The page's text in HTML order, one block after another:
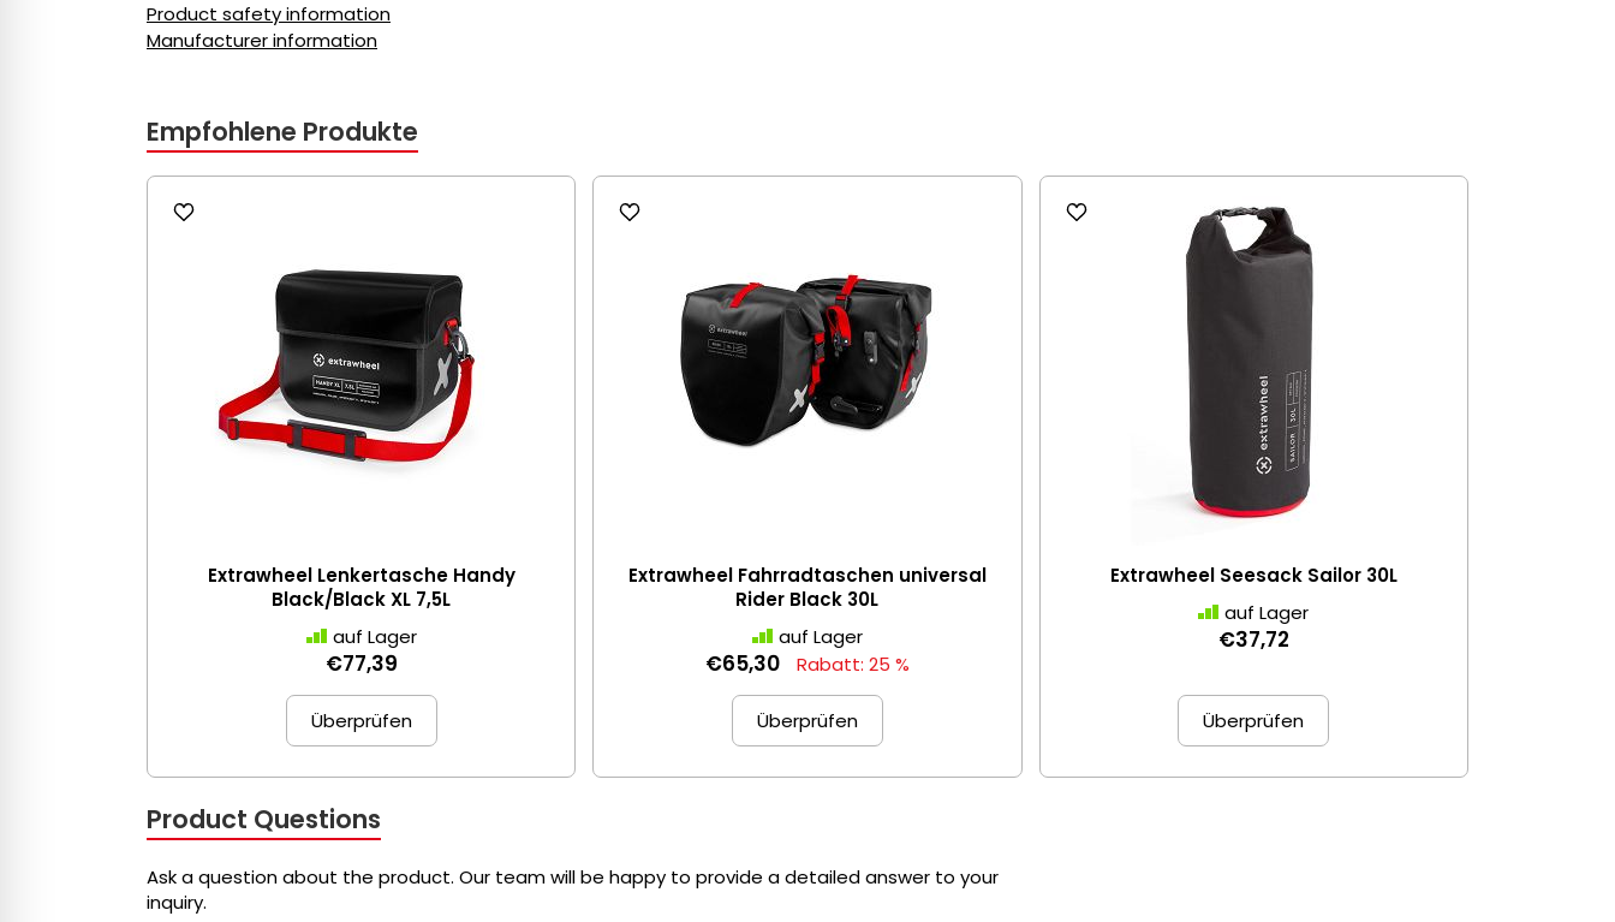
Product safety information
Manufacturer information
Empfohlene Produkte
Extrawheel Lenkertasche Handy
Black/Black XL 7,5L
auf Lager
€77,39
Überprüfen
Extrawheel Fahrradtaschen universal
Rider Black 30L
auf Lager
€65,30 Rabatt: 25 %
Überprüfen
Extrawheel Seesack Sailor 30L
auf Lager
€37,72
Überprüfen
Product Questions
Ask a question about the product. Our team will be happy to provide a detailed answer to your
inquiry.